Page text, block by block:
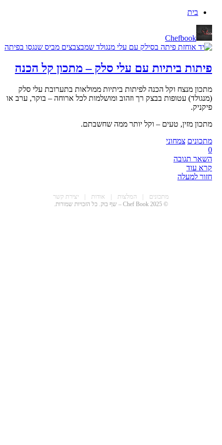
בית
Chefbook
פיתות ביתיות עם עלי סלק – מתכון קל הכנה
מתכון מנצח וקל הכנה לפיתות ביתיות ממולאות בתערובת עלי סלק
(מנגולד) עטופות בבצק רך וזהוב ומושלמות לכל ארוחה – בוקר, ערב או
פיקניק.
מתכון מזין, טעים – וקל יותר ממה שחשבתם.
מתכונים צמחוני
השאר תגובה
קרא עוד
חזור למעלה
מתכונים | המלצות | אודות | יצירת קשר